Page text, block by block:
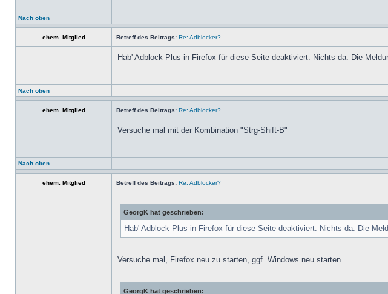
Nach oben
ehem. Mitglied Betreff des Beitrags: Re: Adblocker?
Hab' Adblock Plus in Firefox für diese Seite deaktiviert. Nichts da. Die
Nach oben
ehem. Mitglied Betreff des Beitrags: Re: Adblocker?
Versuche mal mit der Kombination "Strg-Shift-B"
Nach oben
ehem. Mitglied Betreff des Beitrags: Re: Adblocker?
GeorgK hat geschrieben:
Hab' Adblock Plus in Firefox für diese Seite deaktiviert. Nichts da. Die
Versuche mal, Firefox neu zu starten, ggf. Windows neu starten.
GeorgK hat geschrieben: